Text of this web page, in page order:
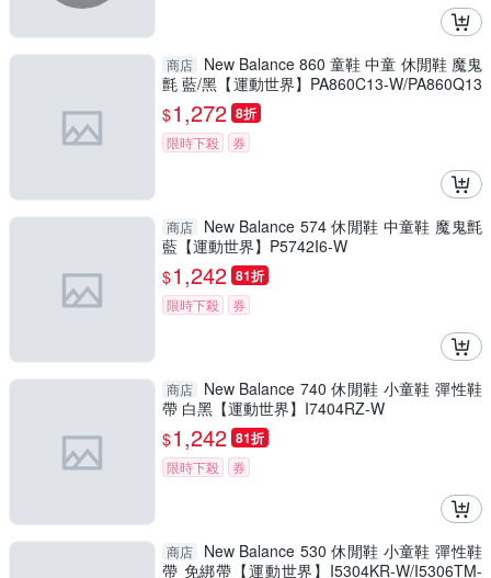
商店
New Balance 860 童鞋 中童 休閒鞋 魔鬼
氈 藍/黑【運動世界】PA860C13-W/PA860Q13
-W
$1,272 8折
限時下殺 券
商店
New Balance 574 休閒鞋 中童鞋 魔鬼氈
藍【運動世界】P5742I6-W
$1,242 81折
限時下殺 券
商店
New Balance 740 休閒鞋 小童鞋 彈性鞋
帶 白黑【運動世界】I7404RZ-W
$1,242 81折
限時下殺 券
商店
New Balance 530 休閒鞋 小童鞋 彈性鞋
帶 免綁帶【運動世界】I5304KR-W/I5306TM-